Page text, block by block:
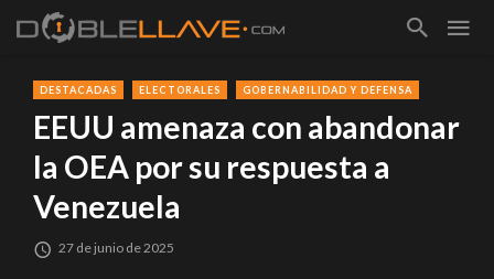
DESTACADAS ELECTORALES GOBERNABILIDAD Y DEFENSA
EEUU amenaza con abandonar
la OEA por su respuesta a
Venezuela
27 de junio de 2025